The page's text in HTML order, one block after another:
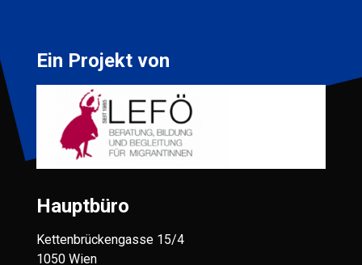
Ein Projekt von
Hauptbüro
Kettenbrückengasse 15/4
1050 Wien